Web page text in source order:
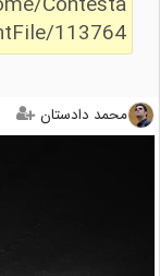
113764
محمد دادستان